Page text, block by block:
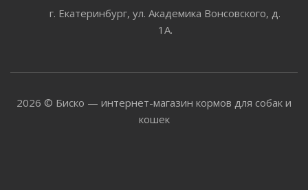
г. Екатеринбург, ул. Академика Вонсовского, д.
1А.
2026 © Биско — интернет-магазин кормов для собак и
кошек